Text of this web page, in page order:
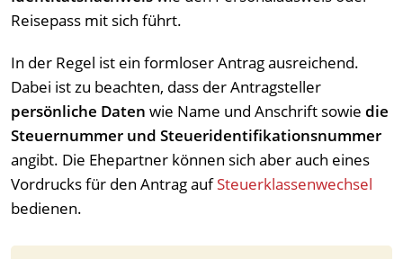
Reisepass mit sich führt.
In der Regel ist ein formloser Antrag ausreichend.
Dabei ist zu beachten, dass der Antragsteller
persönliche Daten wie Name und Anschrift sowie die
Steuernummer und Steueridentifikationsnummer
angibt. Die Ehepartner können sich aber auch eines
Vordrucks für den Antrag aufSteuerklassenwechsel
bedienen.